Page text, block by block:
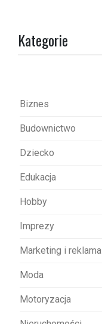
Kategorie
Biznes
Budownictwo
Dziecko
Edukacja
Hobby
Imprezy
Marketing i reklama
Moda
Motoryzacja